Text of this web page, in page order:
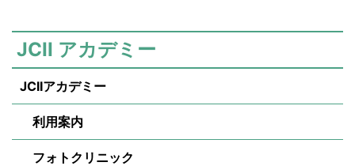
JCII アカデミー
JCIIアカデミー
利用案内
フォトクリニック